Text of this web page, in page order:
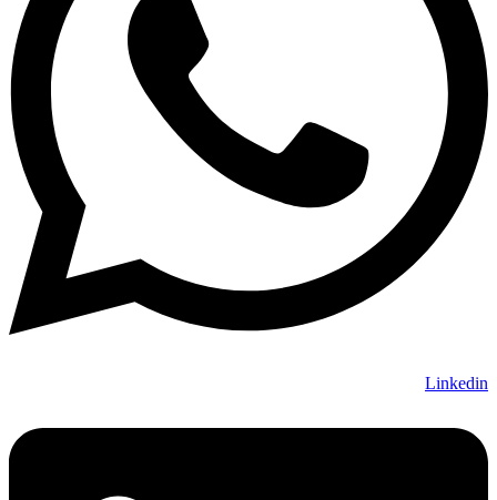
Linkedin